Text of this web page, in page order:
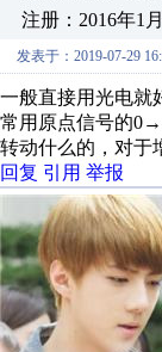
注册：2016年1
发表于：2019-07-29
一般直接用光电就
常用原点信号的
转动什么的，对于
回复 引用 举报